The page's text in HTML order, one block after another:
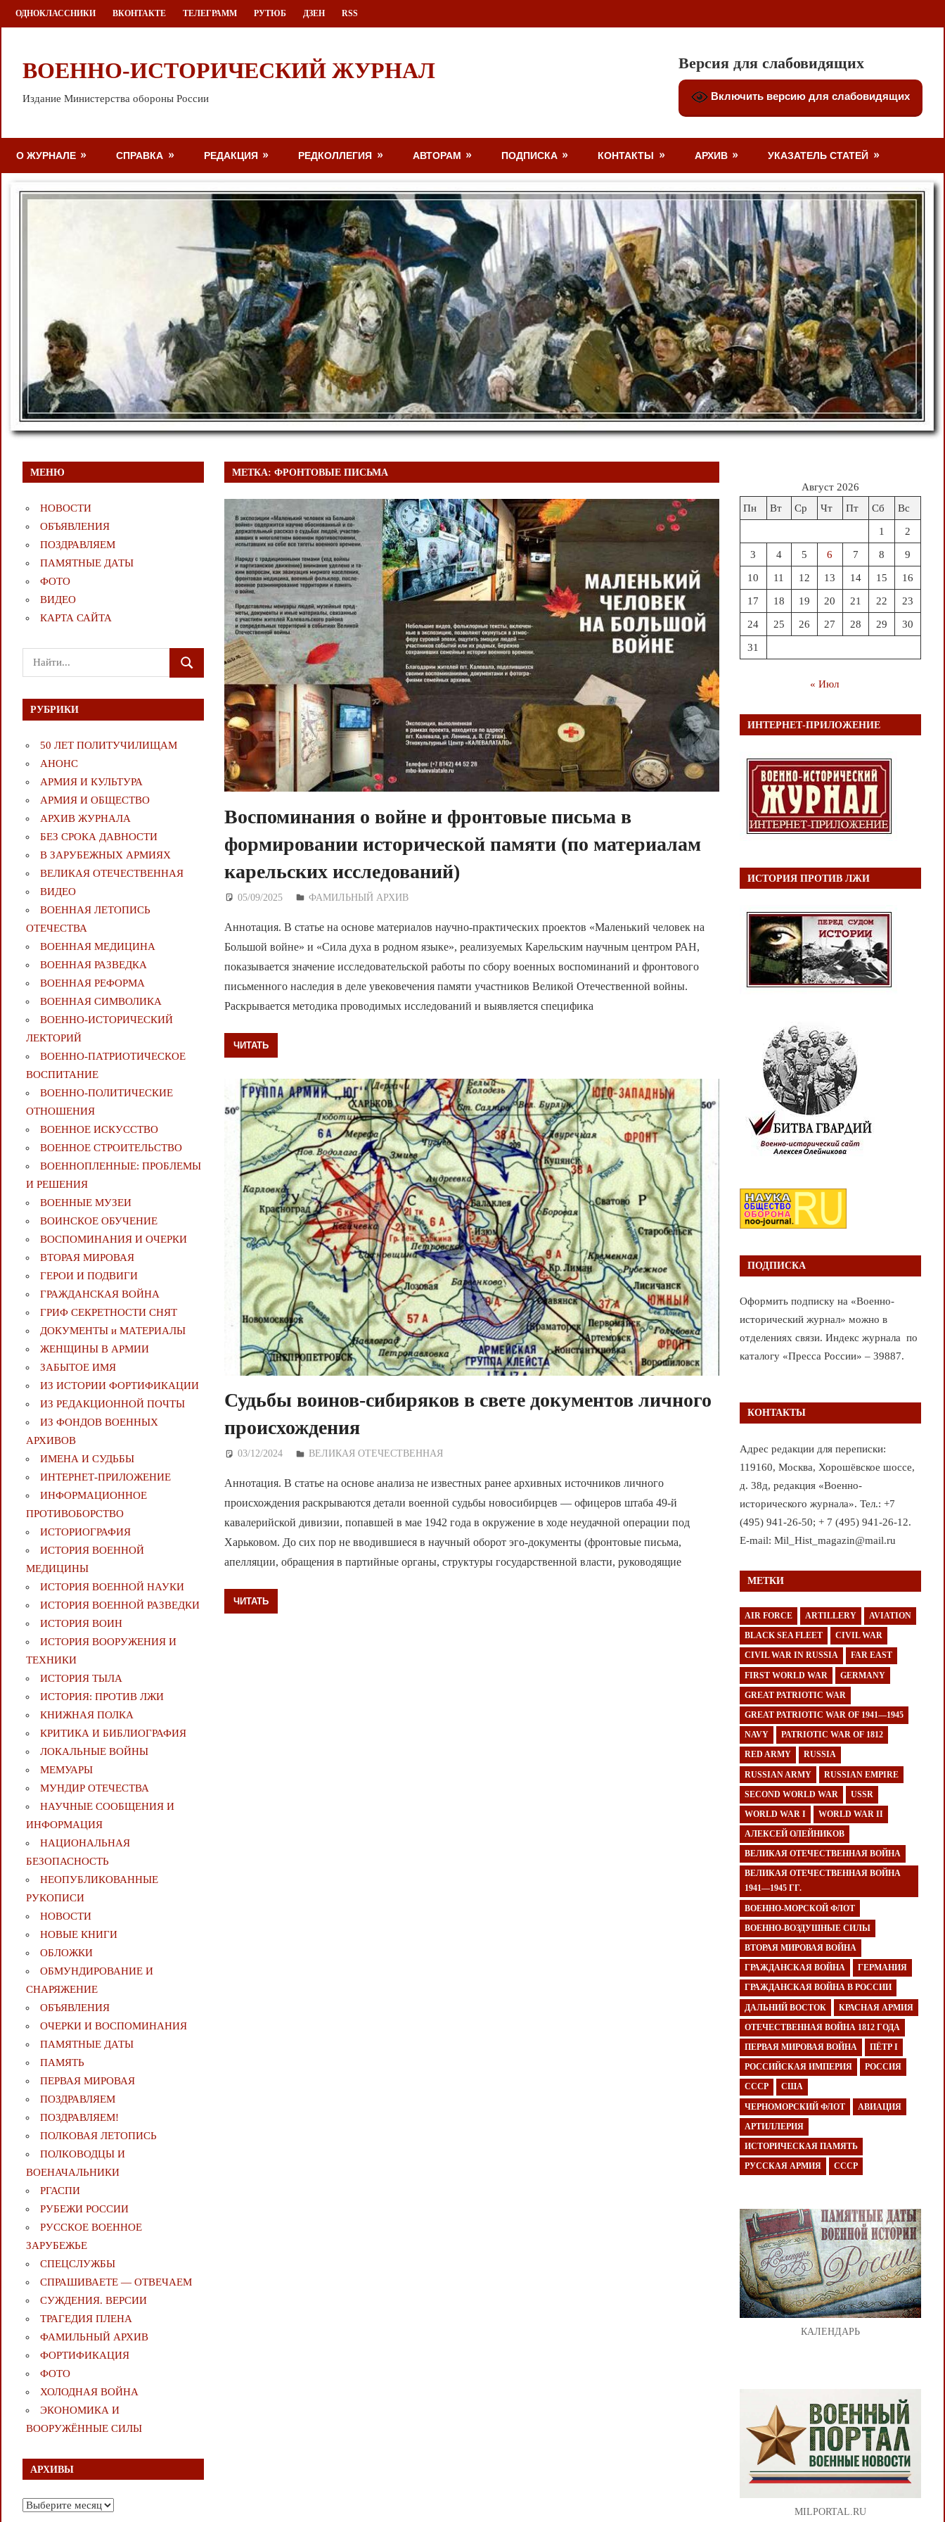
Перейти
к
ОДНОКЛАССНИКИ ВКОНТАКТЕ ТЕЛЕГРАММ РУТЮБ ДЗЕН RSS
ВОЕННО-ИСТОРИЧЕСКИЙ ЖУРНАЛ
Издание Министерства обороны России
Версия для слабовидящих
Включить версию для слабовидящих
О ЖУРНАЛЕ СПРАВКА РЕДАКЦИЯ РЕДКОЛЛЕГИЯ АВТОРАМ ПОДПИСКА КОНТАКТЫ АРХИВ УКАЗАТЕЛЬ СТАТЕЙ
МЕТКА:ФРОНТОВЫЕ ПИСЬМА
Воспоминания о войне и фронтовые письма в
формировании исторической памяти (по материалам
карельских исследований)
05/09/2025 Дежурный по Редакции
ФАМИЛЬНЫЙ АРХИВ
Аннотация. В статье на основе материалов научно-практических проектов «Маленький человек на
Большой войне» и «Сила духа в родном языке», реализуемых Карельским научным центром РАН,
показывается значение исследовательской работы по сбору военных воспоминаний и фронтового
письменного наследия в деле увековечения памяти участников Великой Отечественной войны.
Раскрывается методика проводимых исследований и выявляется специфика
ЧИТАТЬ
Судьбы воинов-сибиряков в свете документов личного
происхождения
03/12/2024 Дежурный по Редакции
ВЕЛИКАЯ ОТЕЧЕСТВЕННАЯ
Аннотация. В статье на основе анализа не известных ранее архивных источников личного
происхождения раскрываются детали военной судьбы новосибирцев — офицеров штаба 49-й
кавалерийской дивизии, попавшей в мае 1942 года в окружение в ходе неудачной операции под
Харьковом. До сих пор не вводившиеся в научный оборот эго-документы (фронтовые письма,
апелляции, обращения в партийные органы, структуры государственной власти, руководящие
ЧИТАТЬ
МЕНЮ
НОВОСТИ
ОБЪЯВЛЕНИЯ
ПОЗДРАВЛЯЕМ
ПАМЯТНЫЕ ДАТЫ
ФОТО
ВИДЕО
КАРТА САЙТА
Поиск
для:
ПОИСК
РУБРИКИ
50 ЛЕТ ПОЛИТУЧИЛИЩАМ
АНОНС
АРМИЯ И КУЛЬТУРА
АРМИЯ И ОБЩЕСТВО
АРХИВ ЖУРНАЛА
БЕЗ СРОКА ДАВНОСТИ
В ЗАРУБЕЖНЫХ АРМИЯХ
ВЕЛИКАЯ ОТЕЧЕСТВЕННАЯ
ВИДЕО
ВОЕННАЯ ЛЕТОПИСЬ
ОТЕЧЕСТВА
ВОЕННАЯ МЕДИЦИНА
ВОЕННАЯ РАЗВЕДКА
ВОЕННАЯ РЕФОРМА
ВОЕННАЯ СИМВОЛИКА
ВОЕННО-ИСТОРИЧЕСКИЙ
ЛЕКТОРИЙ
ВОЕННО-ПАТРИОТИЧЕСКОЕ
ВОСПИТАНИЕ
ВОЕННО-ПОЛИТИЧЕСКИE
ОТНОШЕНИЯ
ВОЕННОЕ ИСКУССТВО
ВОЕННОЕ СТРОИТЕЛЬСТВО
ВОЕННОПЛЕННЫЕ: ПРОБЛЕМЫ
И РЕШЕНИЯ
ВОЕННЫЕ МУЗЕИ
ВОИНСКОЕ ОБУЧЕНИЕ
ВОСПОМИНАНИЯ И ОЧЕРКИ
ВТОРАЯ МИРОВАЯ
ГЕРОИ И ПОДВИГИ
ГРАЖДАНСКАЯ ВОЙНА
ГРИФ СЕКРЕТНОСТИ СНЯТ
ДОКУМЕНТЫ и МАТЕРИАЛЫ
ЖЕНЩИНЫ В АРМИИ
ЗАБЫТОЕ ИМЯ
ИЗ ИСТОРИИ ФОРТИФИКАЦИИ
ИЗ РЕДАКЦИОННОЙ ПОЧТЫ
ИЗ ФОНДОВ ВОЕННЫХ
АРХИВОВ
ИМЕНА И СУДЬБЫ
ИНТЕРНЕТ-ПРИЛОЖЕНИЕ
ИНФОРМАЦИОННОЕ
ПРОТИВОБОРСТВО
ИСТОРИОГРАФИЯ
ИСТОРИЯ ВОЕННОЙ
МЕДИЦИНЫ
ИСТОРИЯ ВОЕННОЙ НАУКИ
ИСТОРИЯ ВОЕННОЙ РАЗВЕДКИ
ИСТОРИЯ ВОИН
ИСТОРИЯ ВООРУЖЕНИЯ И
ТЕХНИКИ
ИСТОРИЯ ТЫЛА
ИСТОРИЯ: ПРОТИВ ЛЖИ
КНИЖНАЯ ПОЛКА
КРИТИКА И БИБЛИОГРАФИЯ
ЛОКАЛЬНЫЕ ВОЙНЫ
МЕМУАРЫ
МУНДИР ОТЕЧЕСТВА
НАУЧНЫЕ СООБЩЕНИЯ И
ИНФОРМАЦИЯ
НАЦИОНАЛЬНАЯ
БЕЗОПАСНОСТЬ
НЕОПУБЛИКОВАННЫЕ
РУКОПИСИ
НОВОСТИ
НОВЫЕ КНИГИ
ОБЛОЖКИ
ОБМУНДИРОВАНИЕ И
СНАРЯЖЕНИЕ
ОБЪЯВЛЕНИЯ
ОЧЕРКИ И ВОСПОМИНАНИЯ
ПАМЯТНЫЕ ДАТЫ
ПАМЯТЬ
ПЕРВАЯ МИРОВАЯ
ПОЗДРАВЛЯЕМ
ПОЗДРАВЛЯЕМ!
ПОЛКОВАЯ ЛЕТОПИСЬ
ПОЛКОВОДЦЫ И
ВОЕНАЧАЛЬНИКИ
РГАСПИ
РУБЕЖИ РОССИИ
РУССКОЕ ВОЕННОЕ
ЗАРУБЕЖЬЕ
СПЕЦСЛУЖБЫ
СПРАШИВАЕТЕ — ОТВЕЧАЕМ
СУЖДЕНИЯ. ВЕРСИИ
ТРАГЕДИЯ ПЛЕНА
ФАМИЛЬНЫЙ АРХИВ
ФОРТИФИКАЦИЯ
ФОТО
ХОЛОДНАЯ ВОЙНА
ЭКОНОМИКА И
ВООРУЖЁННЫЕ СИЛЫ
АРХИВЫ
Архивы
Август 2026
Пн
Вт Ср Чт Пт Сб Вс
1 2
3 4 5 6 7 8 9
10 11 12 13 14 15 16
17 18 19 20 21 22 23
24 25 26 27 28 29 30
31
« Июл
ИНТЕРНЕТ-ПРИЛОЖЕНИЕ
ИСТОРИЯ ПРОТИВ ЛЖИ
ПОДПИСКА
Оформить подписку на «Военно-
исторический журнал» можно в
отделениях связи. Индекс журнала по
каталогу «Пресса России» – 39887.
КОНТАКТЫ
Адрес редакции для переписки:
119160, Москва, Хорошёвское шоссе,
д. 38д, редакция «Военно-
исторического журнала». Тел.: +7
(495) 941-26-50; + 7 (495) 941-26-12.
E-mail: Mil_Hist_magazin@mail.ru
МЕТКИ
AIR FORCE ARTILLERY AVIATION
BLACK SEA FLEET CIVIL WAR
CIVIL WAR IN RUSSIA FAR EAST
FIRST WORLD WAR GERMANY
GREAT PATRIOTIC WAR
GREAT PATRIOTIC WAR OF 1941—1945
NAVY PATRIOTIC WAR OF 1812
RED ARMY RUSSIA
RUSSIAN ARMY RUSSIAN EMPIRE
SECOND WORLD WAR USSR
WORLD WAR I WORLD WAR II
АЛЕКСЕЙ ОЛЕЙНИКОВ
ВЕЛИКАЯ ОТЕЧЕСТВЕННАЯ ВОЙНА
ВЕЛИКАЯ ОТЕЧЕСТВЕННАЯ ВОЙНА
1941—1945 ГГ.
ВОЕННО-МОРСКОЙ ФЛОТ
ВОЕННО-ВОЗДУШНЫЕ СИЛЫ
ВТОРАЯ МИРОВАЯ ВОЙНА
ГРАЖДАНСКАЯ ВОЙНА ГЕРМАНИЯ
ГРАЖДАНСКАЯ ВОЙНА В РОССИИ
ДАЛЬНИЙ ВОСТОК КРАСНАЯ АРМИЯ
ОТЕЧЕСТВЕННАЯ ВОЙНА 1812 ГОДА
ПЕРВАЯ МИРОВАЯ ВОЙНА ПЁТР I
РОССИЙСКАЯ ИМПЕРИЯ РОССИЯ
СССР США
ЧЕРНОМОРСКИЙ ФЛОТ АВИАЦИЯ
АРТИЛЛЕРИЯ
ИСТОРИЧЕСКАЯ ПАМЯТЬ
РУССКАЯ АРМИЯ СССР
КАЛЕНДАРЬ
MILPORTAL.RU